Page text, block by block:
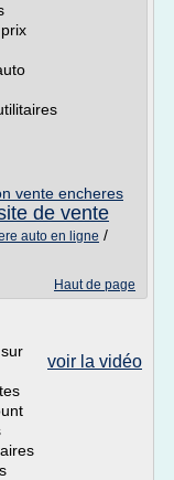
vente encheres
de vente
auto en ligne /
Haut de page
voir la vidéo